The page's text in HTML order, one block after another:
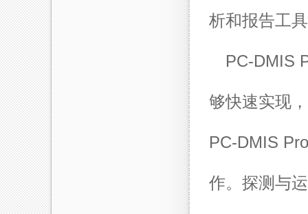
析和报告工
PC-DMIS
够快速实现
PC-DMIS
作。探测与